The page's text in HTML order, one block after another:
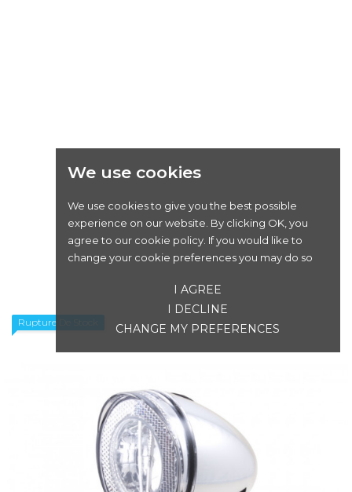
We use cookies
We use cookies to give you the best possible
experience on our website. By clicking OK, you
agree to our cookie policy. If you would like to
change your cookie preferences you may do so
I AGREE
I DECLINE
CHANGE MY PREFERENCES
SPANNINGA SWINGO 20 XE VAE 6/36VDC NOIR
Prix
Rupture De Stock